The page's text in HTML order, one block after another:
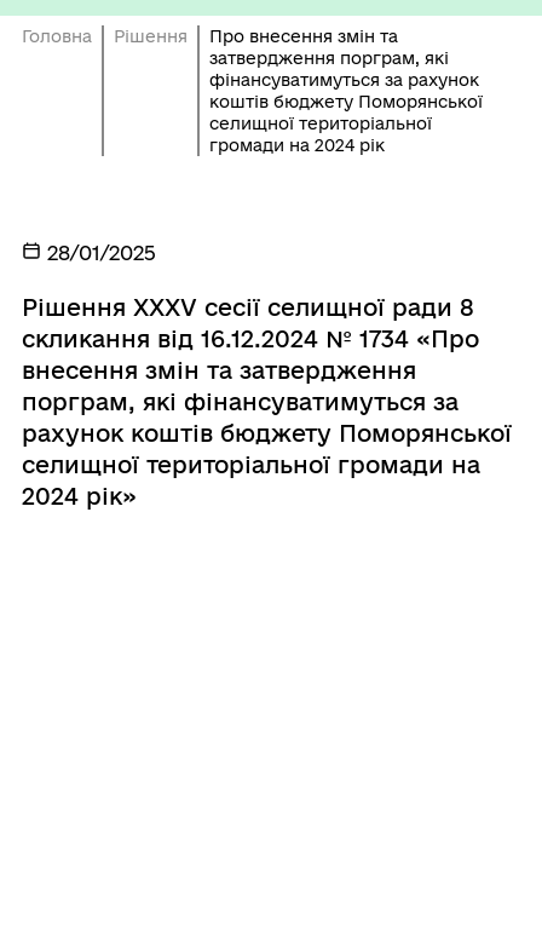
Головна Рішення
Про внесення змін та
затвердження порграм, які
фінансуватимуться за рахунок
коштів бюджету Поморянської
селищної територіальної
громади на 2024 рік
28/01/2025
Рішення ХХХV сесії селищної ради 8
скликання від 16.12.2024 № 1734 «Про
внесення змін та затвердження
порграм, які фінансуватимуться за
рахунок коштів бюджету Поморянської
селищної територіальної громади на
2024 рік»